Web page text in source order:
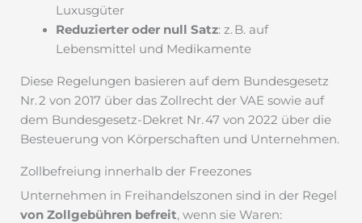
Luxusgüter
Reduzierter oder null Satz: z. B. auf
Lebensmittel und Medikamente
Diese Regelungen basieren auf dem Bundesgesetz
Nr. 2 von 2017 über das Zollrecht der VAE sowie auf
dem Bundesgesetz-Dekret Nr. 47 von 2022 über die
Besteuerung von Körperschaften und Unternehmen.
Zollbefreiung innerhalb der Freezones
Unternehmen in Freihandelszonen sind in der Regel
von Zollgebühren befreit, wenn sie Waren: